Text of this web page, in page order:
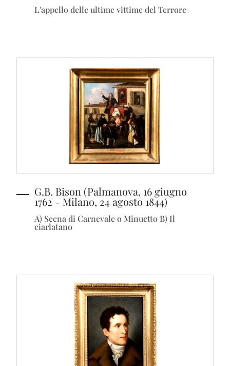
L'appello delle ultime vittime del Terrore
G.B. Bison (Palmanova, 16 giugno
1762 - Milano, 24 agosto 1844)
A) Scena di Carnevale o Minuetto B) Il
ciarlatano